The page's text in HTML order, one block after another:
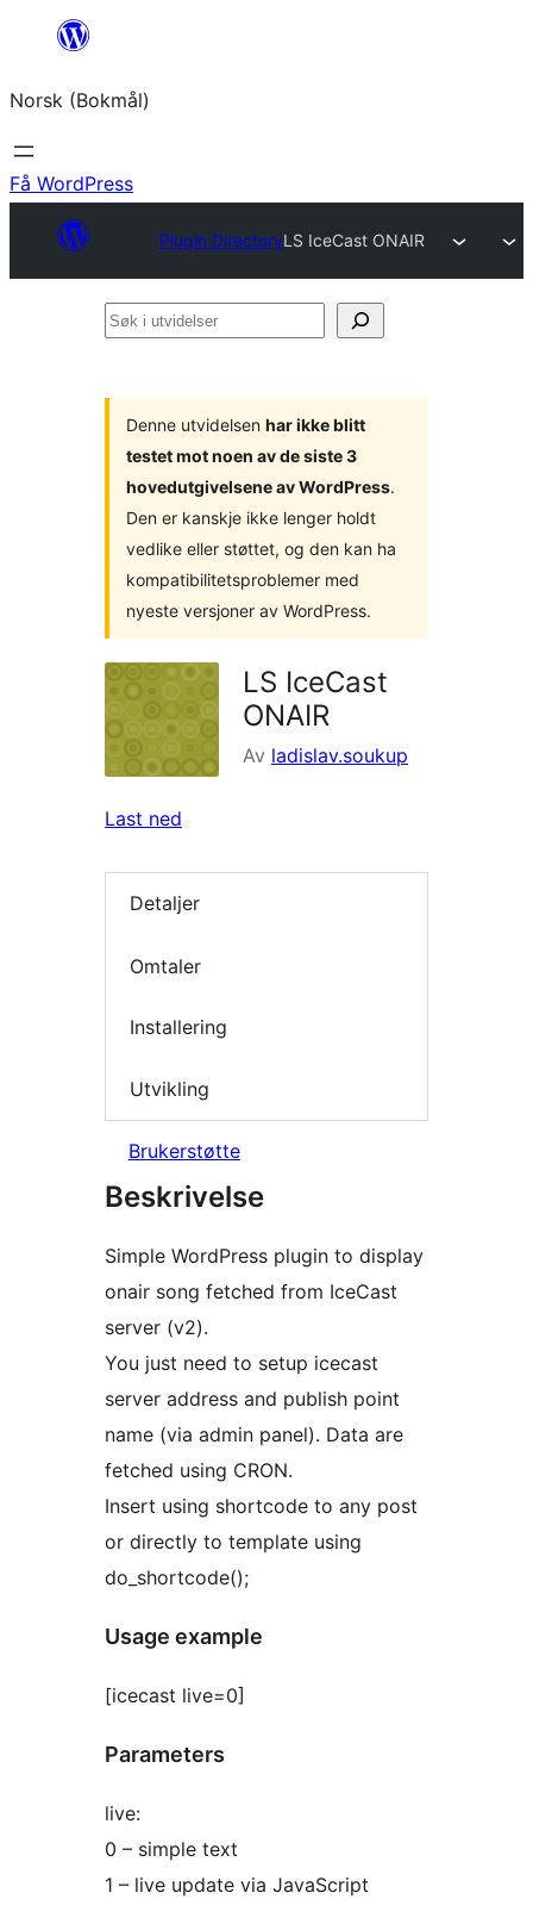
Hopp
innhold
Norsk (Bokmål)
Få WordPress
Plugin DirectoryLS IceCast ONAIR
Søk
Denne utvidelsen har ikke blitt
testet mot noen av de siste 3
hovedutgivelsene av WordPress.
Den er kanskje ikke lenger holdt
vedlike eller støttet, og den kan ha
kompatibilitetsproblemer med
nyeste versjoner av WordPress.
LS IceCast
ONAIR
Av ladislav.soukup
Last ned
Detaljer
Omtaler
Installering
Utvikling
Brukerstøtte
Beskrivelse
Simple WordPress plugin to display
onair song fetched from IceCast
server (v2).
You just need to setup icecast
server address and publish point
name (via admin panel). Data are
fetched using CRON.
Insert using shortcode to any post
or directly to template using
do_shortcode();
Usage example
[icecast live=0]
Parameters
live:
0 – simple text
1 – live update via JavaScript